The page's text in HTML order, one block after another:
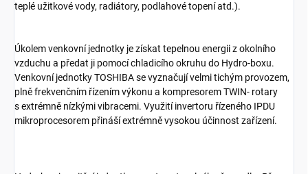
teplé užitkové vody, radiátory, podlahové topení atd.).
Úkolem venkovní jednotky je získat tepelnou energii z okolního
vzduchu a předat ji pomocí chladicího okruhu do Hydro-boxu.
Venkovní jednotky TOSHIBA se vyznačují velmi tichým provozem,
plně frekvenčním řízením výkonu a kompresorem TWIN- rotary
s extrémně nízkými vibracemi. Využití invertoru řízeného IPDU
mikroprocesorem přináší extrémně vysokou účinnost zařízení.